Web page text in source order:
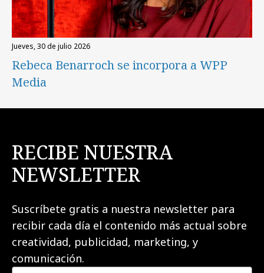
jueves, 30 de julio 2026
Rebeca Benarroch se incorpora a WPP
Media
RECIBE NUESTRA
NEWSLETTER
Suscríbete gratis a nuestra newsletter para
recibir cada día el contenido más actual sobre
creatividad, publicidad, marketing, y
comunicación.